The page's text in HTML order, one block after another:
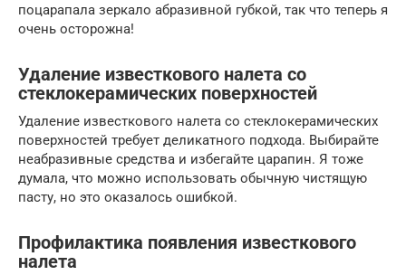
поцарапала зеркало абразивной губкой, так что теперь я
очень осторожна!
Удаление известкового налета со
стеклокерамических поверхностей
Удаление известкового налета со стеклокерамических
поверхностей требует деликатного подхода. Выбирайте
неабразивные средства и избегайте царапин. Я тоже
думала, что можно использовать обычную чистящую
пасту, но это оказалось ошибкой.
Профилактика появления известкового
налета